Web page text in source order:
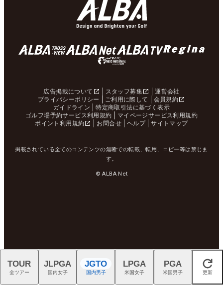
広告掲載について スタッフ募集
運営会社
プライバシーポリシー
ご利用に際して
会員規約
ガイドライン
特定商取引法に基づく表示
ゴルフ場予約サービス利用規約
マイページサービス利用規約
ポイント利用規約
お問合せ ヘルプ サイトマップ
掲載されている全てのコンテンツの無断での転載、転用、コピー等は禁じま
す。
© ALBA Net
閉じる
TOUR
全ツアー
JLPGA
国内女子
JGTO
国内男子
LPGA
米国女子
PGA
米国男子 更新